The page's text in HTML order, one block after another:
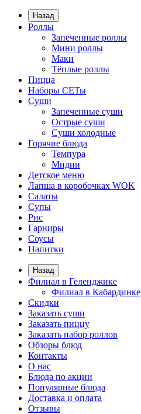
Назад
Роллы
Запеченные роллы
Мини роллы
Маки
Тёплые роллы
Пицца
Наборы СЕТы
Суши
Запеченные суши
Острые суши
Суши холодные
Горячие блюда
Темпура
Мидии
Детское меню
Лапша в коробочках WOK
Салаты
Супы
Рис
Гарниры
Соусы
Напитки
Назад
Филиал в Геленджике
Филиал в Кабардинке
Скидки
Заказать суши
Заказать пиццу
Заказать набор роллов
Обзоры блюд
Контакты
О нас
Блюда по акции
Популярные блюда
Доставка и оплата
Отзывы